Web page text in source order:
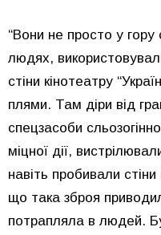
“Вони не просто у гору
людях,
стіни кінотеатру
плями. Там діри від
спецзасоби
міцної дії,
навіть пробивали
що така зброя
потрапляла в людей.